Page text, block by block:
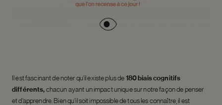
Il est fascinant de noter qu’il existe plus de180 biais cognitifs
différents,chacun ayant un impact unique sur notre façon de penser
et d’apprendre. Bien qu’il soit impossible de tous les connaître, il est